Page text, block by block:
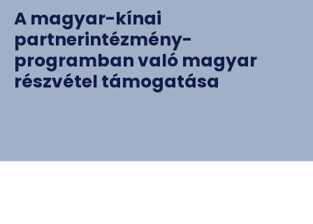
Dokumentumok
Munkatársak
Rólunk
Kapcsolat
A magyar-kínai
partnerintézmény-
programban való magyar
részvétel támogatása